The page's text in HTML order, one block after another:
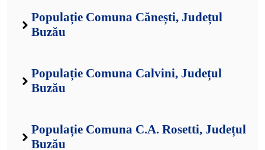
Populație Comuna Cănești, Județul
Buzău
Populație Comuna Calvini, Județul
Buzău
Populație Comuna C.A. Rosetti, Județul
Buzău